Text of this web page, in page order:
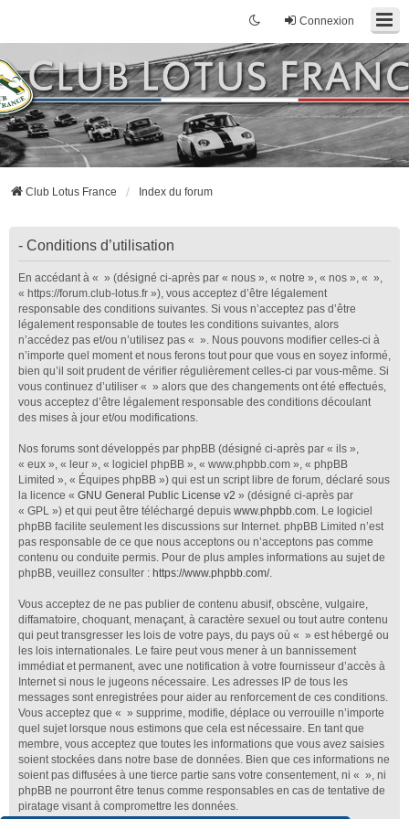
Connexion
Club Lotus France Index du forum
- Conditions d’utilisation
En accédant à « » (désigné ci-après par « nous », « notre », « nos », « »,
« https://forum.club-lotus.fr »), vous acceptez d’être légalement
responsable des conditions suivantes. Si vous n’acceptez pas d’être
légalement responsable de toutes les conditions suivantes, alors
n’accédez pas et/ou n’utilisez pas « ». Nous pouvons modifier celles-ci à
n’importe quel moment et nous ferons tout pour que vous en soyez informé,
bien qu’il soit prudent de vérifier régulièrement celles-ci par vous-même. Si
vous continuez d’utiliser « » alors que des changements ont été effectués,
vous acceptez d’être légalement responsable des conditions découlant
des mises à jour et/ou modifications.
Nos forums sont développés par phpBB (désigné ci-après par « ils »,
« eux », « leur », « logiciel phpBB », « www.phpbb.com », « phpBB
Limited », « Équipes phpBB ») qui est un script libre de forum, déclaré sous
la licence « GNU General Public License v2 » (désigné ci-après par
« GPL ») et qui peut être téléchargé depuis www.phpbb.com. Le logiciel
phpBB facilite seulement les discussions sur Internet. phpBB Limited n’est
pas responsable de ce que nous acceptons ou n’acceptons pas comme
contenu ou conduite permis. Pour de plus amples informations au sujet de
phpBB, veuillez consulter : https://www.phpbb.com/.
Vous acceptez de ne pas publier de contenu abusif, obscène, vulgaire,
diffamatoire, choquant, menaçant, à caractère sexuel ou tout autre contenu
qui peut transgresser les lois de votre pays, du pays où « » est hébergé ou
les lois internationales. Le faire peut vous mener à un bannissement
immédiat et permanent, avec une notification à votre fournisseur d’accès à
Internet si nous le jugeons nécessaire. Les adresses IP de tous les
messages sont enregistrées pour aider au renforcement de ces conditions.
Vous acceptez que « » supprime, modifie, déplace ou verrouille n’importe
quel sujet lorsque nous estimons que cela est nécessaire. En tant que
membre, vous acceptez que toutes les informations que vous avez saisies
soient stockées dans notre base de données. Bien que ces informations ne
soient pas diffusées à une tierce partie sans votre consentement, ni « », ni
phpBB ne pourront être tenus comme responsables en cas de tentative de
piratage visant à compromettre les données.